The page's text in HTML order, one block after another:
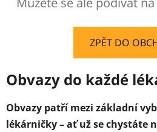
ZPĚT DO
Obvazy do každé
Obvazy patří mezi základní
lékárničky – ať už se chystáte